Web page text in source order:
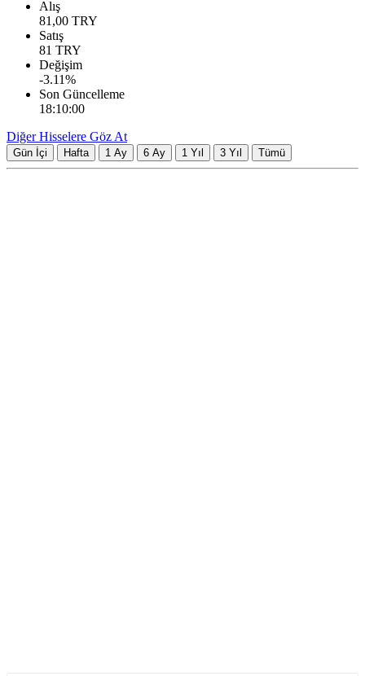
Alış
81,00 TRY
Satış
81 TRY
Değişim
-3.11%
Son Güncelleme
18:10:00
Diğer Hisselere Göz At
Gün İçi Hafta 1 Ay 6 Ay 1 Yıl 3 Yıl Tümü